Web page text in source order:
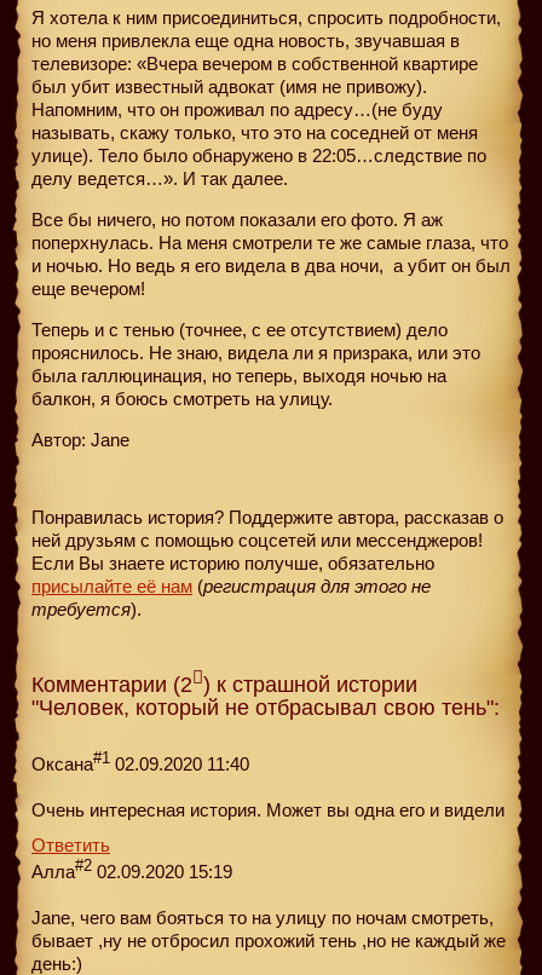
Я хотела к ним присоединиться, спросить подробности,
но меня привлекла еще одна новость, звучавшая в
телевизоре: «Вчера вечером в собственной квартире
был убит известный адвокат (имя не привожу).
Напомним, что он проживал по адресу…(не буду
называть, скажу только, что это на соседней от меня
улице). Тело было обнаружено в 22:05…следствие по
делу ведется…». И так далее.
Все бы ничего, но потом показали его фото. Я аж
поперхнулась. На меня смотрели те же самые глаза, что
и ночью. Но ведь я его видела в два ночи, а убит он был
еще вечером!
Теперь и с тенью (точнее, с ее отсутствием) дело
прояснилось. Не знаю, видела ли я призрака, или это
была галлюцинация, но теперь, выходя ночью на
балкон, я боюсь смотреть на улицу.
Автор: Jane
Понравилась история? Поддержите автора, рассказав о
ней друзьям с помощью соцсетей или мессенджеров!
Если Вы знаете историю получше, обязательно
присылайте её нам (регистрация для этого не
требуется).
Комментарии (2 ) к страшной истории
"Человек, который не отбрасывал свою тень":
Оксана#1 02.09.2020 11:40
Очень интересная история. Может вы одна его и видели
Ответить
Алла#2 02.09.2020 15:19
Jane, чего вам бояться то на улицу по ночам смотреть,
бывает ,ну не отбросил прохожий тень ,но не каждый же
день:)